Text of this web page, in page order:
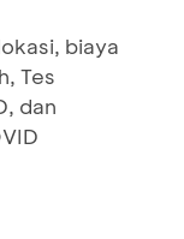
biaya
Tes
dan